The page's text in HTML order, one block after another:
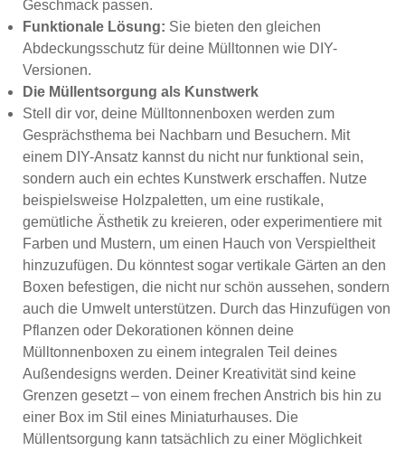
Geschmack passen.
Funktionale Lösung: Sie bieten den gleichen
Abdeckungsschutz für deine Mülltonnen wie DIY-
Versionen.
Die Müllentsorgung als Kunstwerk
Stell dir vor, deine Mülltonnenboxen werden zum
Gesprächsthema bei Nachbarn und Besuchern. Mit
einem DIY-Ansatz kannst du nicht nur funktional sein,
sondern auch ein echtes Kunstwerk erschaffen. Nutze
beispielsweise Holzpaletten, um eine rustikale,
gemütliche Ästhetik zu kreieren, oder experimentiere mit
Farben und Mustern, um einen Hauch von Verspieltheit
hinzuzufügen. Du könntest sogar vertikale Gärten an den
Boxen befestigen, die nicht nur schön aussehen, sondern
auch die Umwelt unterstützen. Durch das Hinzufügen von
Pflanzen oder Dekorationen können deine
Mülltonnenboxen zu einem integralen Teil deines
Außendesigns werden. Deiner Kreativität sind keine
Grenzen gesetzt – von einem frechen Anstrich bis hin zu
einer Box im Stil eines Miniaturhauses. Die
Müllentsorgung kann tatsächlich zu einer Möglichkeit